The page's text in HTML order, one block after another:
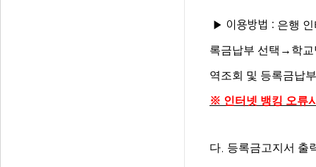
▶ 이용방법 : 은행
록금납부 선택→학교
역조회 및 등록금납
※ 인터넷 뱅킹 오류
다 등록금고지서 출